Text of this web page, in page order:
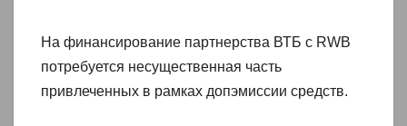
На финансирование партнерства ВТБ с RWB
потребуется несущественная часть
привлеченных в рамках допэмиссии средств.